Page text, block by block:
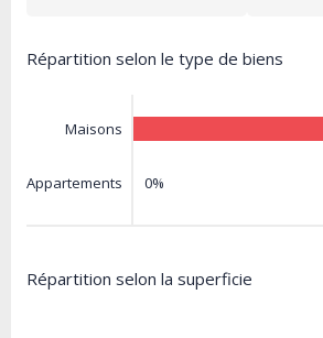
Répartition selon le type de biens
Maisons
Appartements 0%
Répartition selon la superficie